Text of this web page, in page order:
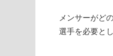
メンサーがど
選手を必要と